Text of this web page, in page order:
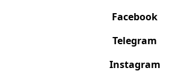
Facebook
Telegram
Instagram